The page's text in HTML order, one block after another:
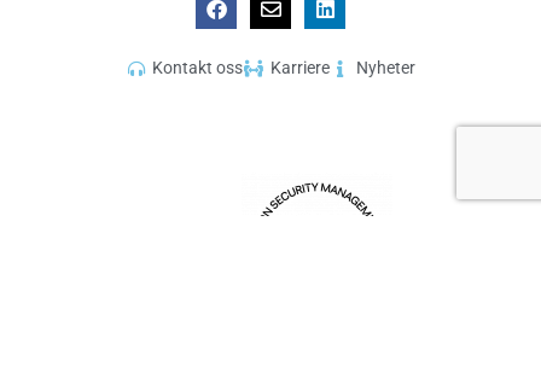
Kontakt oss Karriere Nyheter